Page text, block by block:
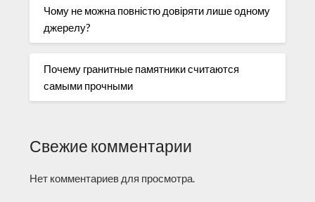
Чому не можна повністю довіряти лише одному
джерелу?
Почему гранитные памятники считаются
самыми прочными
Свежие комментарии
Нет комментариев для просмотра.